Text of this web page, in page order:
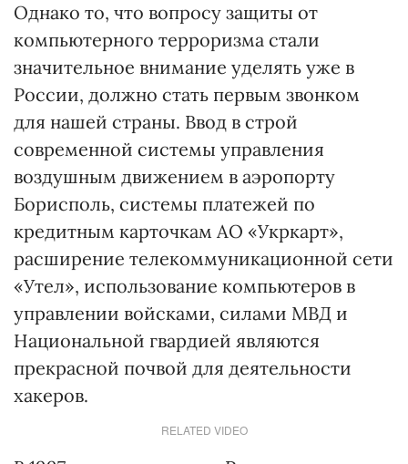
Однако то, что вопросу защиты от
компьютерного терроризма стали
значительное внимание уделять уже в
России, должно стать первым звонком
для нашей страны. Ввод в строй
современной системы управления
воздушным движением в аэропорту
Борисполь, системы платежей по
кредитным карточкам АО «Укркарт»,
расширение телекоммуникационной сети
«Утел», использование компьютеров в
управлении войсками, силами МВД и
Национальной гвардией являются
прекрасной почвой для деятельности
хакеров.
RELATED VIDEO